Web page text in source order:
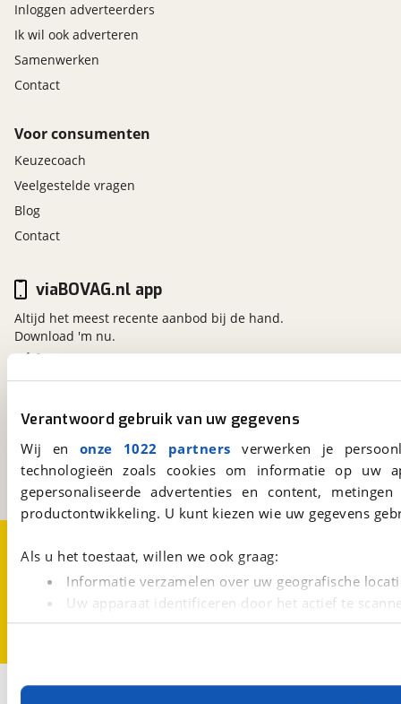
Verantwoord gebruik van uw gegevens
Wij en onze 1022 partners verwerken je
technologieën zoals cookies om informatie op
gepersonaliseerde advertenties en content,
productontwikkeling. U kunt kiezen wie uw gegevens
Als u het toestaat, willen we ook graag:
Informatie verzamelen over uw geografische
Uw apparaat identificeren door het actief te
Lees meer over hoe uw persoonlijke gegevens worden
Met cookies en vergelijkbare technieken zorgen we
Inloggen adverteerders
Ik wil ook adverteren
Samenwerken
Contact
Voor consumenten
Keuzecoach
Veelgestelde vragen
Blog
Contact
Kosterijland
3981 AJ
Bunnik
Een initiatief van
BOVAG
viaBOVAG.nl app
Altijd het meest recente aanbod bij de hand.
Download 'm nu.
CookievoorkeurenVacatures